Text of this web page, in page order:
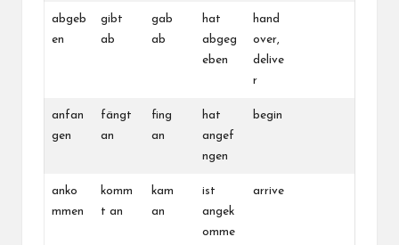
abgeb
en
gibt
ab
gab
ab
hat
abgeg
eben
hand
over,
delive
r
anfan
gen
fängt
an
fing
an
hat
angef
ngen
begin
anko
mmen
komm
t an
kam
an
ist
angek
omme
arrive